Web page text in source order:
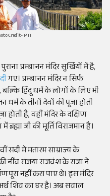
Credit- PTI
प्रम्बानन मंदिर सुर्खियों में है,
गए। प्रम्बानन मंदिर न सिर्फ
हिंदू धर्म के लोगों के लिए भी
धर्म के तीनों देवों की पूजा होती
है, वहीं मंदिर के दक्षिण
जी की मूर्ति विराजमान है।
सदी में मतारम साम्राज्य के
नींव संजया राजवंश के राजा ने
पूरा नहीं करा पाए थे। इस मंदिर
शिव का घर है। अब सवाल